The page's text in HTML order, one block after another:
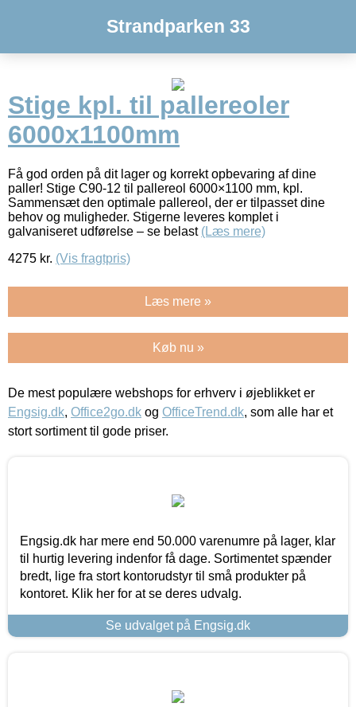
Strandparken 33
Stige kpl. til pallereoler
6000x1100mm
Få god orden på dit lager og korrekt opbevaring af dine
paller! Stige C90-12 til pallereol 6000×1100 mm, kpl.
Sammensæt den optimale pallereol, der er tilpasset dine
behov og muligheder. Stigerne leveres komplet i
galvaniseret udførelse – se belast (Læs mere)
4275 kr. (Vis fragtpris)
Læs mere »
Køb nu »
De mest populære webshops for erhverv i øjeblikket er
Engsig.dk, Office2go.dk og OfficeTrend.dk, som alle har et
stort sortiment til gode priser.
Engsig.dk har mere end 50.000 varenumre på lager, klar
til hurtig levering indenfor få dage. Sortimentet spænder
bredt, lige fra stort kontorudstyr til små produkter på
kontoret. Klik her for at se deres udvalg.
Se udvalget på Engsig.dk